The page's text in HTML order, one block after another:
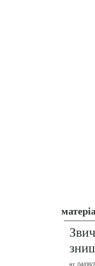
вт, 04/08/